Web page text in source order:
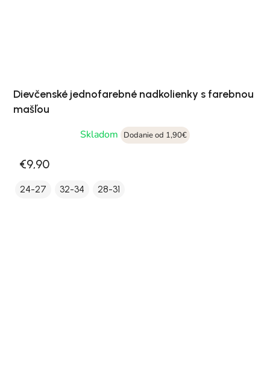
Dievčenské jednofarebné nadkolienky s farebnou
mašľou
Skladom
Dodanie od 1,90€
€9,90
24-27 32-34 28-31